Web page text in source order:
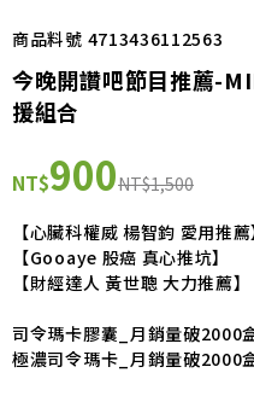
商品料號 4713436112563
今晚開讚吧節目推薦-
援組合
NT$900NT$1,500
【心臟科權威 楊智鈞 愛用推薦
【Gooaye 股癌 真心推坑】
【財經達人 黃世聰 大力推薦】
司令瑪卡膠囊_月銷量破2000
極濃司令瑪卡_月銷量破2000